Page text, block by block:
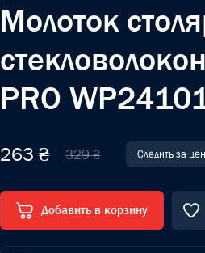
Молоток
PRO
263 ₴ 329 ₴ Следить за
Добавить в корзину